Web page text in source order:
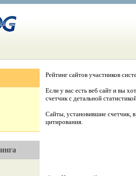
Рейтинг сайтов участников
Если у вас есть веб сайт и вы
счетчик с детальной
Сайты, установившие счетчик,
цитирования.